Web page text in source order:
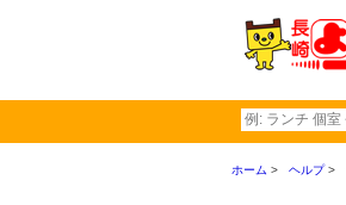
ホーム ヘルプ